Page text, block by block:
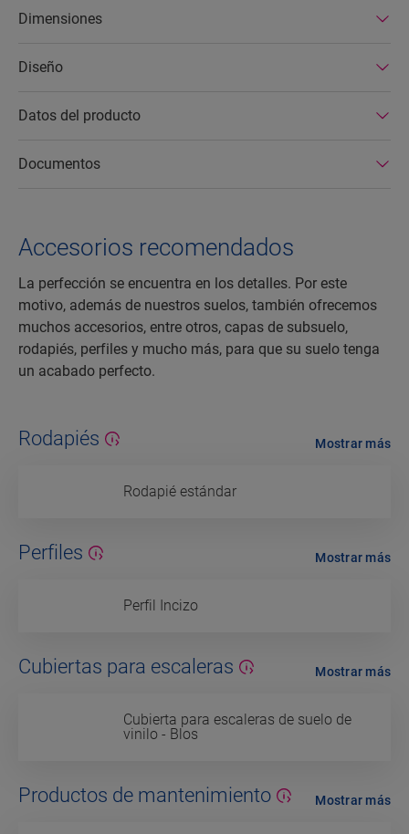
Dimensiones
Diseño
Datos del producto
Documentos
Accesorios recomendados
La perfección se encuentra en los detalles. Por este
motivo, además de nuestros suelos, también ofrecemos
muchos accesorios, entre otros, capas de subsuelo,
rodapiés, perfiles y mucho más, para que su suelo tenga
un acabado perfecto.
Rodapiés
Rodapié estándar
Mostrar más
Perfiles
Perfil Incizo
Mostrar más
Cubiertas para escaleras
Cubierta para escaleras de suelo de
vinilo - Blos
Mostrar más
Productos de mantenimiento Mostrar más